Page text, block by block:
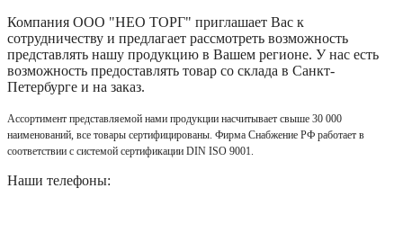
Компания ООО "НЕО ТОРГ" приглашает Вас к
сотрудничеству и предлагает рассмотреть возможность
представлять нашу продукцию в Вашем регионе. У нас есть
возможность предоставлять товар со склада в Санкт-
Петербурге и на заказ.
Ассортимент представляемой нами продукции насчитывает свыше 30 000
наименований, все товары сертифицированы. Фирма Снабжение РФ работает в
соответствии с системой сертификации DIN ISO 9001.
Наши телефоны: